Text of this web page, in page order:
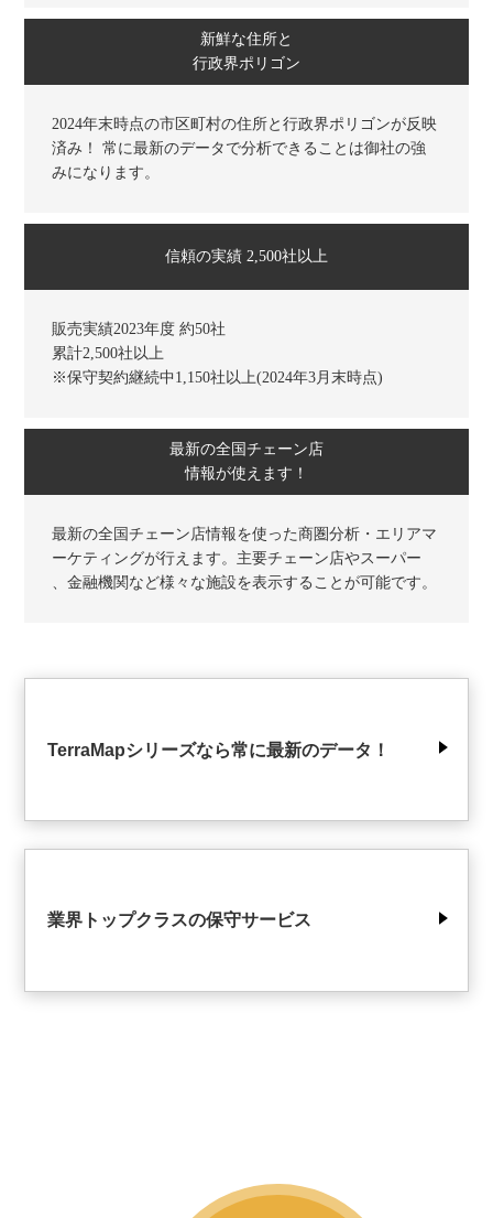
新鮮な住所と
行政界ポリゴン
2024年末時点の市区町村の住所と行政界ポリゴンが反映
済み！ 常に最新のデータで分析できることは御社の強
みになります。
信頼の実績 2,500社以上
販売実績2023年度 約50社
累計2,500社以上
※保守契約継続中1,150社以上(2024年3月末時点)
最新の全国チェーン店
情報が使えます！
最新の全国チェーン店情報を使った商圏分析・エリアマ
ーケティングが行えます。主要チェーン店やスーパー
、金融機関など様々な施設を表示することが可能です。
TerraMapシリーズなら常に最新のデータ！
業界トップクラスの保守サービス